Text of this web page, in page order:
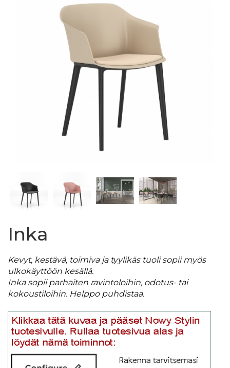
Inka
Kevyt, kestävä, toimiva ja tyylikäs tuoli sopii myös
ulkokäyttöön kesällä.
Inka sopii parhaiten ravintoloihin, odotus- tai
kokoustiloihin. Helppo puhdistaa.